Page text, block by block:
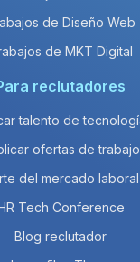
de Diseño Web
de MKT Digital
reclutadores
talento de
ofertas de trabajo
del mercado
Tech Conference
Blog reclutador